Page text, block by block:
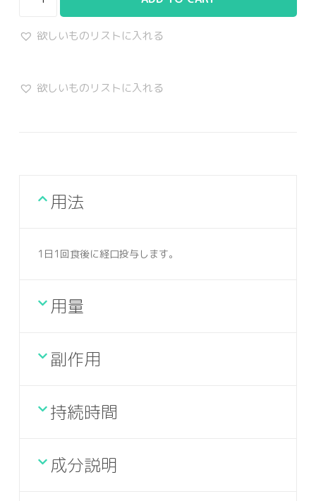
欲しいものリストに入れる
欲しいものリストに入れる
用法
1日1回食後に経口投与します。
用量
副作用
持続時間
成分説明